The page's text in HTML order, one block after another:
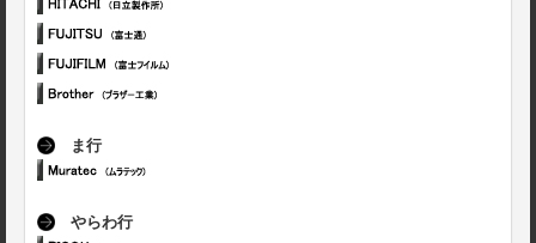
ま行
やらわ行